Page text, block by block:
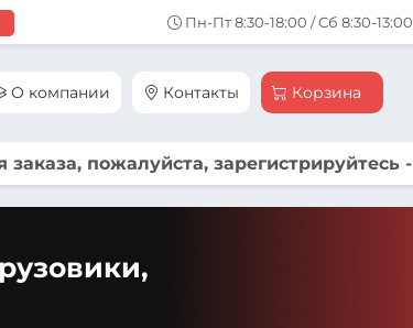
Пн-Пт 8:30-18:00 / Сб 8:30-13:00
О компании Контакты Корзина
пожалуйста, зарегистрируйтесь -